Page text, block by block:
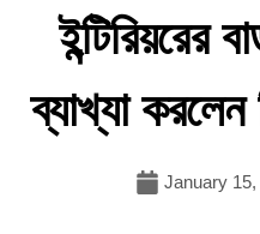
ইন্টিরিয়রের
ব্যাখ্যা করলেন
January 15,